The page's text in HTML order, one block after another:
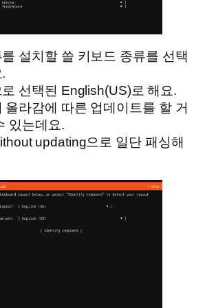
설치할 쓸 키보드 종류를 선택
선택된 English(US)로 해요.
올라감에 따른 업데이트를 할 거
있는데요.
updating으로 일단 패싱해